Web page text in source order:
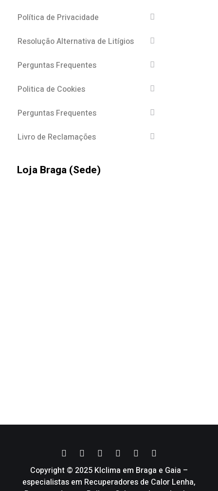
Política de Privacidade
Resolução Alternativa de Litígios
Perguntas Frequentes
Politica de Cookies
Perguntas Frequentes
Livro de Reclamações
Loja Braga (Sede)
Copyright © 2025 Klclima em Braga e Gaia –
especialistas em Recuperadores de Calor Lenha,